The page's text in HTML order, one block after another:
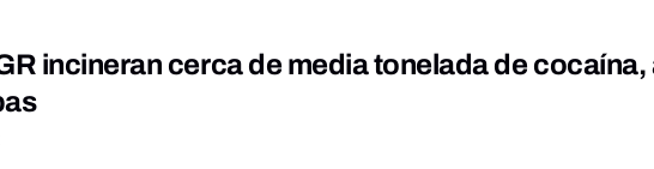
incineran cerca de media tonelada de